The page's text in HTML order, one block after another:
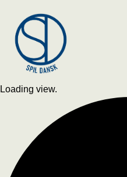
Loading view.